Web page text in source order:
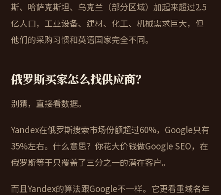
斯、哈萨克斯坦、乌克兰（部分区域）加起来超过2.5
亿人口，工业设备、建材、化工、机械需求巨大，但
他们的采购习惯和英语国家完全不同。
俄罗斯买家怎么找供应商？
别猜，直接看数据。
Yandex在俄罗斯搜索市场份额超过60%，Google只有
35%左右。什么意思？你花大价钱做Google SEO，在
俄罗斯等于只覆盖了三分之一的潜在客户。
而且Yandex的算法跟Google不一样。它更看重域名年